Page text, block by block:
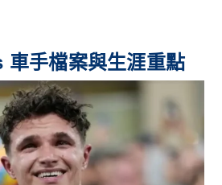
手檔案與生涯重點